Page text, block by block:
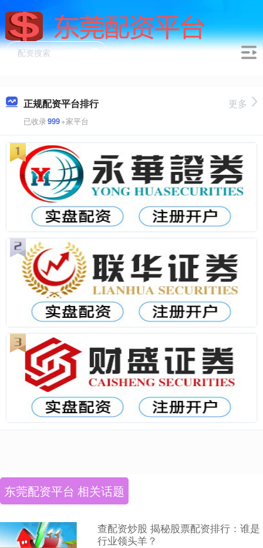
正规配资平台排行
已收录999+家平台
更多
东莞配资平台 相关话题
查配资炒股 揭秘股票配资排行：谁是
行业领头羊？